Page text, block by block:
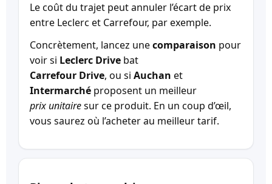
Le coût du trajet peut annuler l’écart de prix
entre Leclerc et Carrefour, par exemple.
Concrètement, lancez unecomparaison pour
voir si Leclerc Drive bat
Carrefour Drive, ou si Auchan et
Intermarché proposent un meilleur
prix unitairesur ce produit. En un coup d’œil,
vous saurez où l’acheter au meilleur tarif.